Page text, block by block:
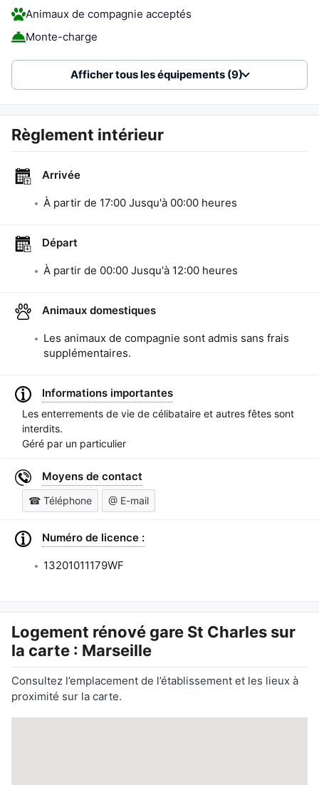
Animaux de compagnie acceptés
Monte-charge
Afficher tous les équipements (9)
Règlement intérieur
Arrivée
À partir de 17:00 Jusqu'à 00:00 heures
Départ
À partir de 00:00 Jusqu'à 12:00 heures
Animaux domestiques
Les animaux de compagnie sont admis sans frais
supplémentaires.
Informations importantes
Les enterrements de vie de célibataire et autres fêtes sont
interdits.
Géré par un particulier
Moyens de contact
☎ Téléphone @ E-mail
Numéro de licence :
13201011179WF
Logement rénové gare St Charles sur
la carte : Marseille
Consultez l’emplacement de l’établissement et les lieux à
proximité sur la carte.